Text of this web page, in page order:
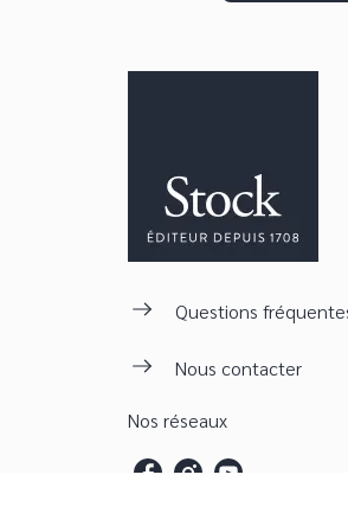
Questions
Nous contacter
Nos réseaux